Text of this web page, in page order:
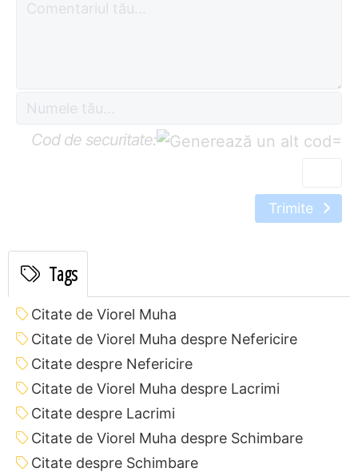
Cod de securitate: =
Trimite
Tags
Citate de Viorel Muha
Citate de Viorel Muha despre Nefericire
Citate despre Nefericire
Citate de Viorel Muha despre Lacrimi
Citate despre Lacrimi
Citate de Viorel Muha despre Schimbare
Citate despre Schimbare